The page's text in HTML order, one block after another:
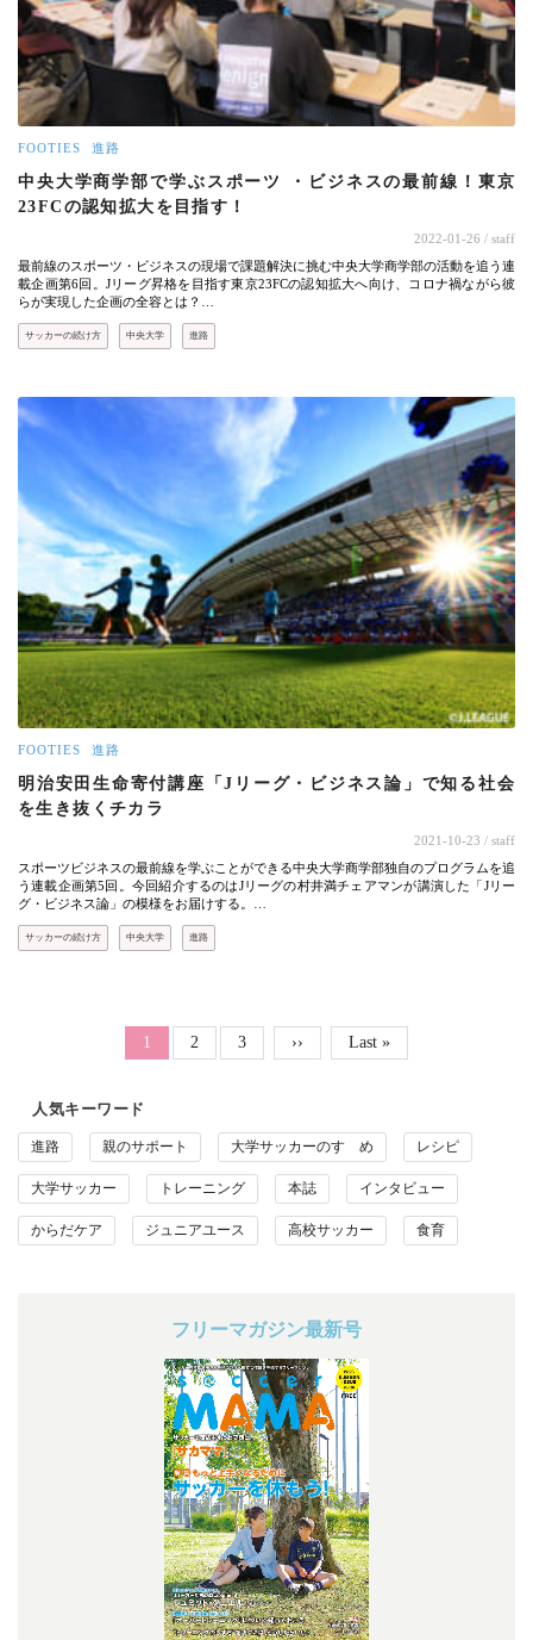
FOOTIES 進路
中央大学商学部で学ぶスポーツ ・ビジネスの最前線！東京
23FCの認知拡大を目指す！
2022-01-26 / staff
最前線のスポーツ・ビジネスの現場で課題解決に挑む中央大学商学部の活動を追う連
載企画第6回。Jリーグ昇格を目指す東京23FCの認知拡大へ向け、コロナ禍ながら彼
らが実現した企画の全容とは？…
サッカーの続け方 中央大学 進路
FOOTIES 進路
明治安田生命寄付講座「Jリーグ・ビジネス論」で知る社会
を生き抜くチカラ
2021-10-23 / staff
スポーツビジネスの最前線を学ぶことができる中央大学商学部独自のプログラムを追
う連載企画第5回。今回紹介するのはJリーグの村井満チェアマンが講演した「Jリー
グ・ビジネス論」の模様をお届けする。…
サッカーの続け方 中央大学 進路
ページ送り
カレントページ
1 Page
2 Page
3 次ページ
›› 最終ページ
Last »
人気キーワード
進路 親のサポート 大学サッカーのすゝめ レシピ
大学サッカー トレーニング 本誌 インタビュー
からだケア ジュニアユース 高校サッカー 食育
フリーマガジン最新号